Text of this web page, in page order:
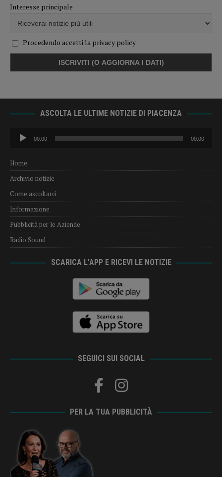
Interesse principale
Procedendo accetti la privacy policy
ASCOLTA LE ULTIME NOTIZIE DI PIACENZA
Audio
Player
00:00 00:00
Home
Archivio notizie
Come ascoltarci
Informazione
Pubblicità per le Aziende
Radio Sound
SCARICA L’APP E RICEVI LE NOTIZIE
SEGUICI SUI SOCIAL
PER LA TUA PUBBLICITÀ